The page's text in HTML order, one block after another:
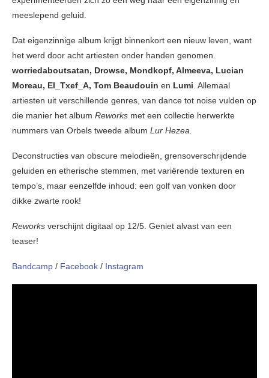
meeslepend geluid.
Dat eigenzinnige album krijgt binnenkort een nieuw leven, want
het werd door acht artiesten onder handen genomen.
worriedaboutsatan, Drowse, Mondkopf, Almeeva, Lucian
Moreau, El_Txef_A, Tom Beaudouin en Lumi. Allemaal
artiesten uit verschillende genres, van dance tot noise vulden op
die manier het album Reworks met een collectie herwerkte
nummers van Orbels tweede album Lur Hezea.
Deconstructies van obscure melodieën, grensoverschrijdende
geluiden en etherische stemmen, met variërende texturen en
tempo’s, maar eenzelfde inhoud: een golf van vonken door
dikke zwarte rook!
Reworks verschijnt digitaal op 12/5. Geniet alvast van een
teaser!
Bandcamp / Facebook / Instagram